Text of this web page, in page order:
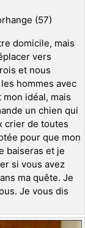
(57)
domicile, mais
vers
et nous
hommes avec
idéal, mais
un chien qui
crier de toutes
pour que mon
baiseras et je
si vous avez
ma quête. Je
Je vous dis